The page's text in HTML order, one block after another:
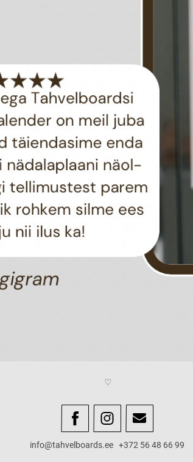
♡
info@tahvelboards.ee +372 56 48 66 99